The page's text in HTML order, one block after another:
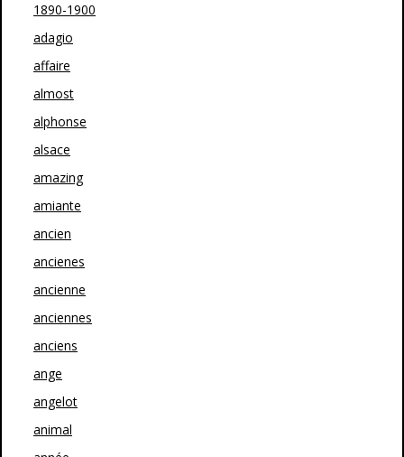
1890-1900
adagio
affaire
almost
alphonse
alsace
amazing
amiante
ancien
ancienes
ancienne
anciennes
anciens
ange
angelot
animal